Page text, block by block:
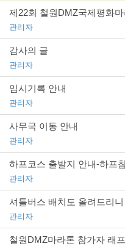
제22회 철원DMZ국제평화
관리자
감사의 글
관리자
임시기록 안내
관리자
사무국 이동 안내
관리자
하프코스 출발지 안내-하프
관리자
셔틀버스 배치도 올려드리
관리자
철원DMZ마라톤 참가자 래